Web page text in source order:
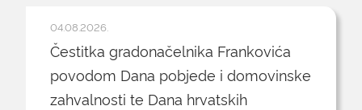
04.08.2026.
Čestitka gradonačelnika Frankovića
povodom Dana pobjede i domovinske
zahvalnosti te Dana hrvatskih